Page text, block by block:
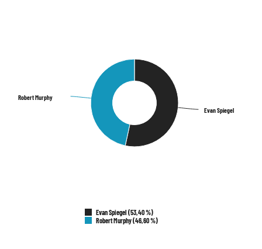
Evan Spiegel
Evan Spiegel
Robert Murphy
Robert Murphy
Evan Spiegel (53,40 %)
Robert Murphy (46,60 %)